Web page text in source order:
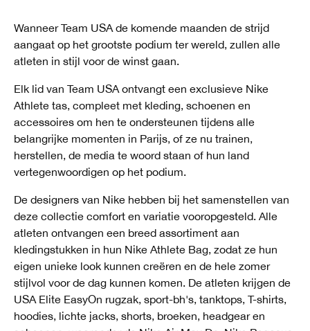
Wanneer Team USA de komende maanden de strijd
aangaat op het grootste podium ter wereld, zullen alle
atleten in stijl voor de winst gaan.
Elk lid van Team USA ontvangt een exclusieve Nike
Athlete tas, compleet met kleding, schoenen en
accessoires om hen te ondersteunen tijdens alle
belangrijke momenten in Parijs, of ze nu trainen,
herstellen, de media te woord staan of hun land
vertegenwoordigen op het podium.
De designers van Nike hebben bij het samenstellen van
deze collectie comfort en variatie vooropgesteld. Alle
atleten ontvangen een breed assortiment aan
kledingstukken in hun Nike Athlete Bag, zodat ze hun
eigen unieke look kunnen creëren en de hele zomer
stijlvol voor de dag kunnen komen. De atleten krijgen de
USA Elite EasyOn rugzak, sport-bh's, tanktops, T-shirts,
hoodies, lichte jacks, shorts, broeken, headgear en